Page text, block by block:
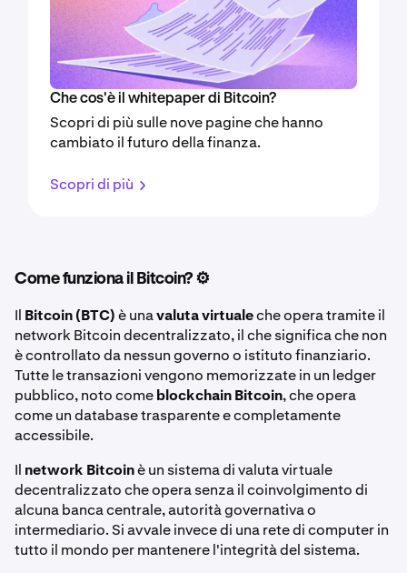
Che cos'è il whitepaper di Bitcoin?
Scopri di più sulle nove pagine che hanno
cambiato il futuro della finanza.
Scopri di più
Come funziona il Bitcoin? ⚙️
Il Bitcoin (BTC)è unavaluta virtualeche opera tramite il
network Bitcoin decentralizzato, il che significa che non
è controllato da nessun governo o istituto finanziario.
Tutte le transazioni vengono memorizzate in un ledger
pubblico, noto comeblockchain Bitcoin, che opera
come un database trasparente e completamente
accessibile.
Il network Bitcoinè un sistema di valuta virtuale
decentralizzato che opera senza il coinvolgimento di
alcuna banca centrale, autorità governativa o
intermediario. Si avvale invece di una rete di computer in
tutto il mondo per mantenere l'integrità del sistema.